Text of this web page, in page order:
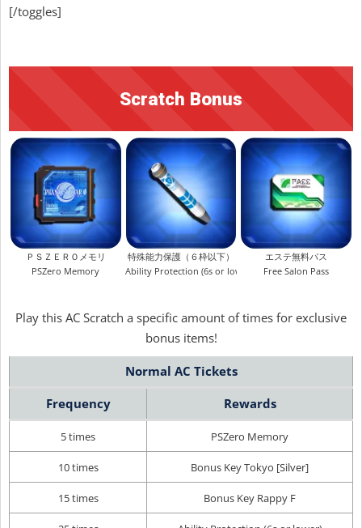
[/toggles]
Scratch Bonus
ＰＳＺＥＲＯメモリ
PSZero Memory
特殊能力保護（６枠以下）
Ability Protection (6s or lower)
エステ無料パス
Free Salon Pass
Play this AC Scratch a specific amount of times for exclusive
bonus items!
Normal AC Tickets
Frequency
Rewards
5 times PSZero Memory
10 times Bonus Key Tokyo [Silver]
15 times Bonus Key Rappy F